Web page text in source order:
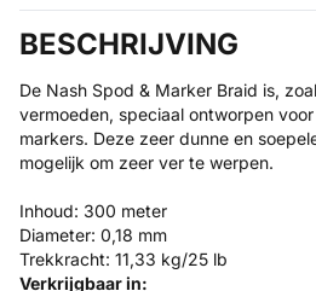
BESCHRIJVING
De Nash Spod & Marker Braid is,
vermoeden, speciaal ontworpen
markers. Deze zeer dunne en
mogelijk om zeer ver te werpen.
Inhoud: 300 meter
Diameter: 0,18 mm
Trekkracht: 11,33 kg/25 lb
Verkrijgbaar in: